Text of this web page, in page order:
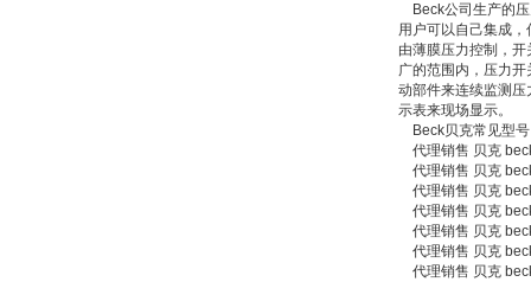
Beck公司生产的压
用户可以自己集成
由薄膜压力控制，
广的范围内，压力
动部件来连续监测
示表来现场显示。
Beck贝克常见型
代理销售 贝克
代理销售 贝克
代理销售 贝克
代理销售 贝克
代理销售 贝克
代理销售 贝克
代理销售 贝克